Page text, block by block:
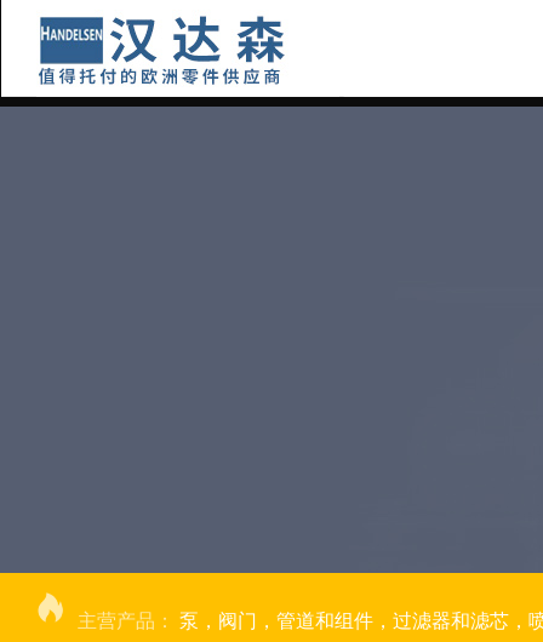
主营产品： 泵，阀门，管道和组件，过滤器和滤芯，